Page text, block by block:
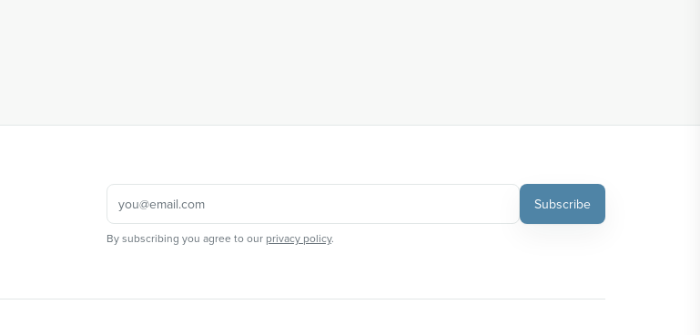
Subscribe
By subscribing you agree to our privacy policy.